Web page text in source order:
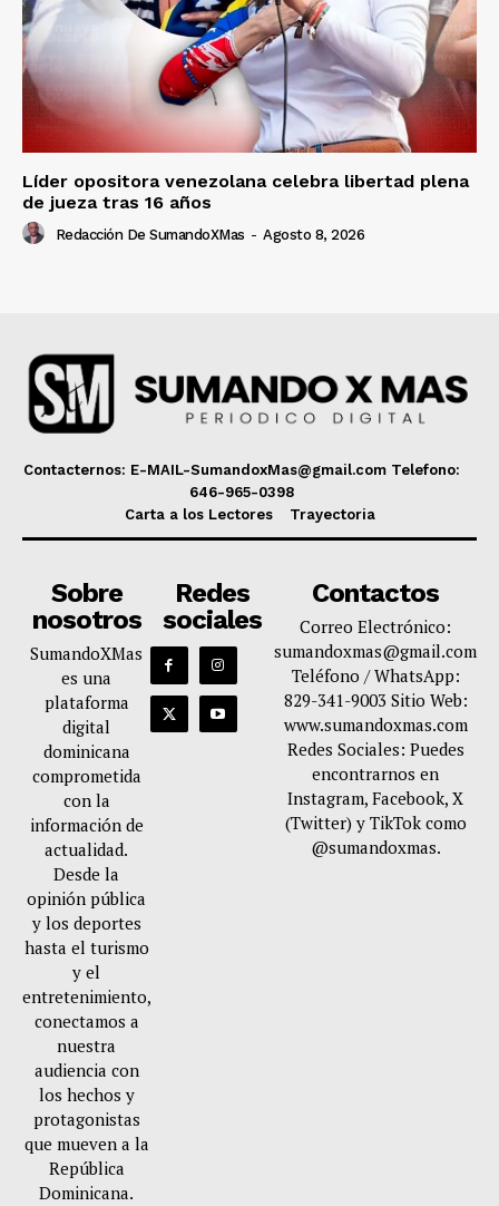
Líder opositora venezolana celebra libertad plena
de jueza tras 16 años
Redacción De SumandoXMas - Agosto 8, 2026
Contacternos: E-MAIL-SumandoxMas@gmail.com Telefono:
646-965-0398
Carta a los Lectores
Trayectoria
Sobre
nosotros
SumandoXMas
es una
plataforma
digital
dominicana
comprometida
con la
información de
actualidad.
Desde la
opinión pública
y los deportes
hasta el turismo
y el
entretenimiento,
conectamos a
nuestra
audiencia con
los hechos y
protagonistas
que mueven a la
República
Dominicana.
Redes
sociales
Contactos
Correo Electrónico:
sumandoxmas@gmail.com
Teléfono / WhatsApp:
829-341-9003 Sitio Web:
www.sumandoxmas.com
Redes Sociales: Puedes
encontrarnos en
Instagram, Facebook, X
(Twitter) y TikTok como
@sumandoxmas.